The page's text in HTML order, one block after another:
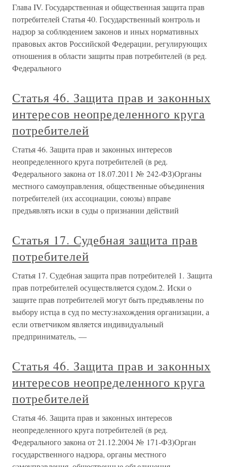
Глава IV. Государственная и общественная защита прав
потребителей Статья 40. Государственный контроль и
надзор за соблюдением законов и иных нормативных
правовых актов Российской Федерации, регулирующих
отношения в области защиты прав потребителей (в ред.
Федерального
Статья 46. Защита прав и законных
интересов неопределенного круга
потребителей
Статья 46. Защита прав и законных интересов
неопределенного круга потребителей (в ред.
Федерального закона от 18.07.2011 № 242-ФЗ)Органы
местного самоуправления, общественные объединения
потребителей (их ассоциации, союзы) вправе
предъявлять иски в суды о признании действий
Статья 17. Судебная защита прав
потребителей
Статья 17. Судебная защита прав потребителей 1. Защита
прав потребителей осуществляется судом.2. Иски о
защите прав потребителей могут быть предъявлены по
выбору истца в суд по месту:нахождения организации, а
если ответчиком является индивидуальный
предприниматель, —
Статья 46. Защита прав и законных
интересов неопределенного круга
потребителей
Статья 46. Защита прав и законных интересов
неопределенного круга потребителей (в ред.
Федерального закона от 21.12.2004 № 171-ФЗ)Орган
государственного надзора, органы местного